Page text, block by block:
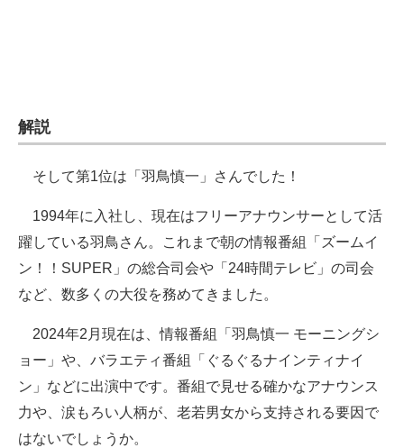
解説
そして第1位は「羽鳥慎一」さんでした！
1994年に入社し、現在はフリーアナウンサーとして活
躍している羽鳥さん。これまで朝の情報番組「ズームイ
ン！！SUPER」の総合司会や「24時間テレビ」の司会
など、数多くの大役を務めてきました。
2024年2月現在は、情報番組「羽鳥慎一 モーニングシ
ョー」や、バラエティ番組「ぐるぐるナインティナイ
ン」などに出演中です。番組で見せる確かなアナウンス
力や、涙もろい人柄が、老若男女から支持される要因で
はないでしょうか。